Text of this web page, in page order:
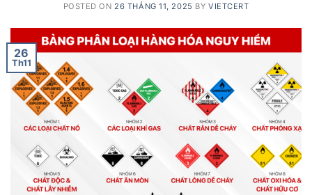
POSTED ON 26 THÁNG 11, 2025 BY VIETCERT
26
Th11